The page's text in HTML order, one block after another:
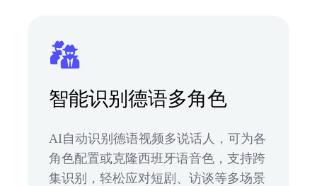
智能识别德语多角色
AI自动识别德语视频多说话人，可为各
角色配置或克隆西班牙语音色，支持跨
集识别，轻松应对短剧、访谈等多场景